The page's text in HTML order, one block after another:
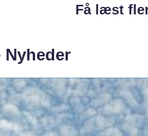
Få læst
Nyheder